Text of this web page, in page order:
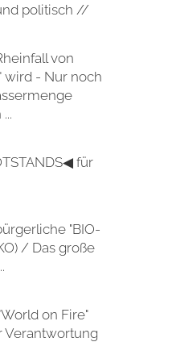
politisch //
von
wird - Nur noch
für
"BIO-
/ Das große
on Fire"
Verantwortung